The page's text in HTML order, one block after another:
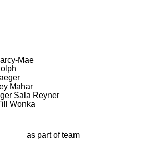
Mae
Mahar
Sala Reyner
Wonka
as part of team